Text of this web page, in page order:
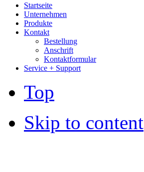
Startseite
Unternehmen
Produkte
Kontakt
Bestellung
Anschrift
Kontaktformular
Service + Support
Top
Skip to content